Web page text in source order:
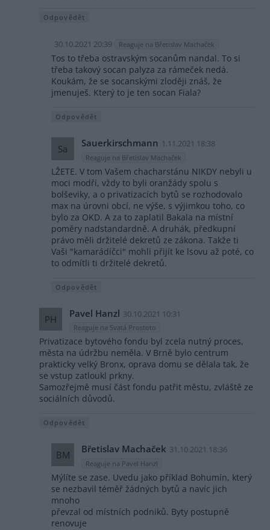
Odpovědět
30.10.2021 20:39 Reaguje na Břetislav Machaček
Tos to třeba ostravským socanům nandal. To si
třeba takový socan palyza za rámeček nedá.
Koukám, že se socanskými zloději znáš, že
jmenuješ. Který to je ten socan Fiala?
Odpovědět
Sa Sauerkirschmann 1.11.2021 18:38
Reaguje na Břetislav Machaček
LŽETE. V tom Vašem chacharstánu NIKDY nebyli u
moci modří, vždy to byli oranžády spolu s
bolševiky, a o privatizacích bytů se rozhodovalo
max na úrovni obcí, ne výše, s výjimkou toho, co
bylo za OKD. A za to zaplatil Bakala na místní
poměry nadstandardně. A druhák, předkupní
právo měli držitelé dekretů ze zákona. Takže ti
Vaši "kamarádíčci" mohli přijít ke lsovu až poté, co
to odmítli ti držitelé dekretů.
Odpovědět
PH Pavel Hanzl 30.10.2021 10:31
Reaguje na Svatá Prostoto
Privatizace bytového fondu byl zcela nutný proces,
města na údržbu neměla. V Brně bylo centrum
prakticky velký Bronx, oprava domu se dělala tak, že
se vstup zatloukl prkny.
Samozřejmě musí část fondu patřit městu, zvláště ze
sociálních důvodů.
Odpovědět
BM Břetislav Machaček 31.10.2021 18:36
Reaguje na Pavel Hanzl
Mýlíte se zase. Uvedu jako příklad Bohumín, který
se nezbavil téměř žádných bytů a navíc jich
mnoho
převzal od místních podniků. Byty postupně
renovuje